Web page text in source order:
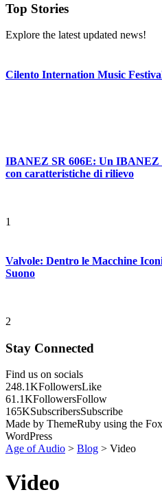
Top Stories
Explore the latest updated news!
Cilento Internation Music
IBANEZ SR 606E: Un IBANEZ
con caratteristiche di rilievo
1
Valvole: Dentro le Macchine
Suono
2
Stay Connected
Find us on socials
248.1KFollowersLike
61.1KFollowersFollow
165KSubscribersSubscribe
Made by ThemeRuby using the
WordPress
Age of Audio > Blog > Video
Video